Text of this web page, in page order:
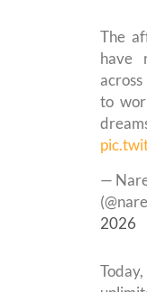
The
have
to
—
2026